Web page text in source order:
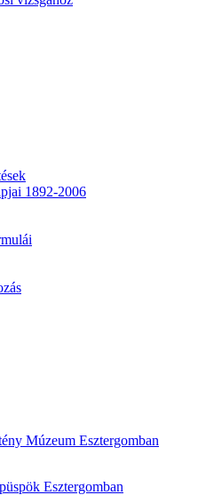
1892-2006
Múzeum Esztergomban
Esztergomban